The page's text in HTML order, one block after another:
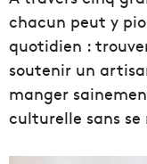
chacun peut y
quotidien :
soutenir un
manger
culturelle sans